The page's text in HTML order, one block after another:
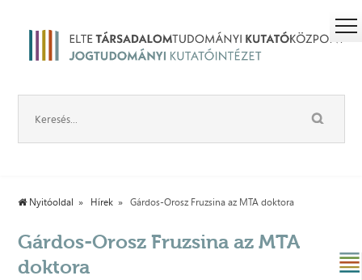
Nyitóoldal Hírek Gárdos-Orosz Fruzsina az MTA doktora
Gárdos-Orosz Fruzsina az MTA
doktora